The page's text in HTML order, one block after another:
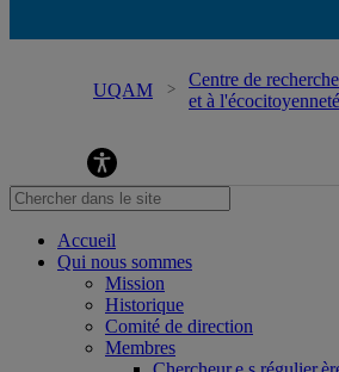
UQAM
Centre de
et à l'écocitoyenneté
Centre de recherche
Accueil
Qui nous sommes
Mission
Historique
Comité de direction
Membres